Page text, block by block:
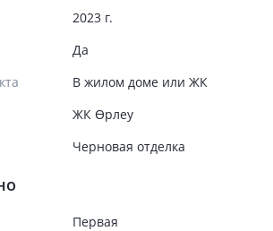
2023 г.
Да
В жилом доме или ЖК
ЖК Өрлеу
Черновая отделка
Первая